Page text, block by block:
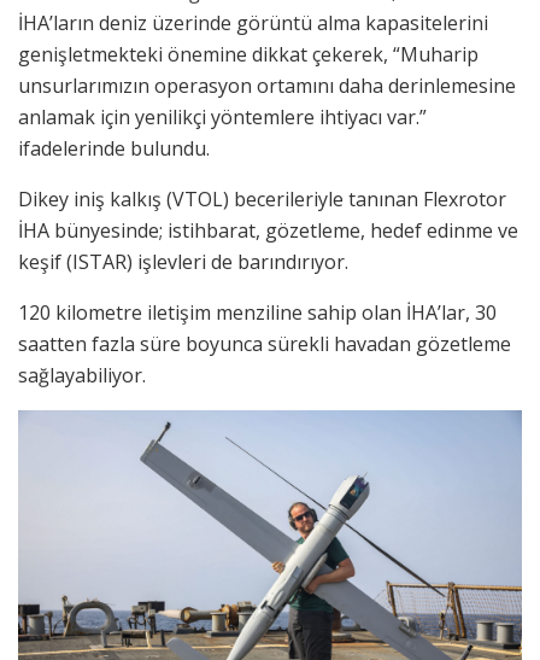
İHA’ların deniz üzerinde görüntü alma kapasitelerini
genişletmekteki önemine dikkat çekerek, “Muharip
unsurlarımızın operasyon ortamını daha derinlemesine
anlamak için yenilikçi yöntemlere ihtiyacı var.”
ifadelerinde bulundu.
Dikey iniş kalkış (VTOL) becerileriyle tanınan Flexrotor
İHA bünyesinde; istihbarat, gözetleme, hedef edinme ve
keşif (ISTAR) işlevleri de barındırıyor.
120 kilometre iletişim menziline sahip olan İHA’lar, 30
saatten fazla süre boyunca sürekli havadan gözetleme
sağlayabiliyor.